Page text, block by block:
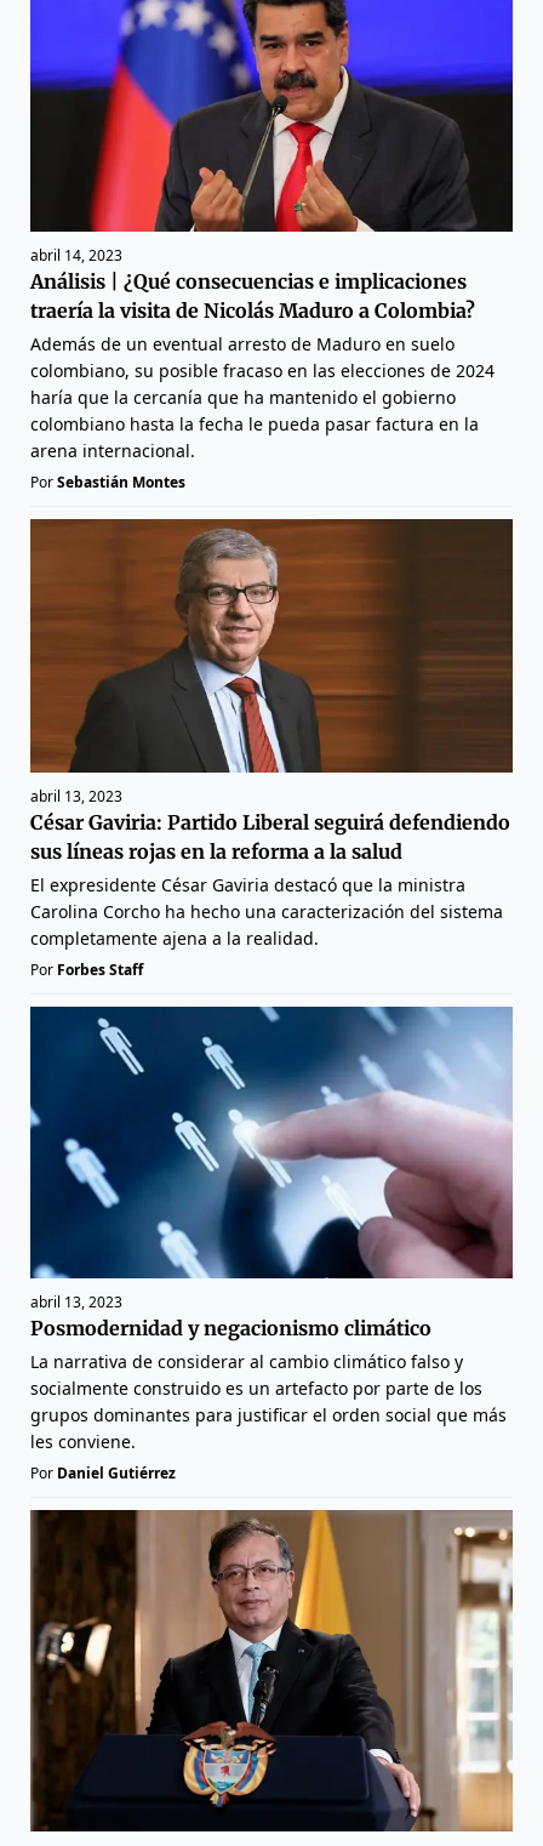
abril 14, 2023
Análisis | ¿Qué consecuencias e implicaciones
traería la visita de Nicolás Maduro a Colombia?
Además de un eventual arresto de Maduro en suelo
colombiano, su posible fracaso en las elecciones de 2024
haría que la cercanía que ha mantenido el gobierno
colombiano hasta la fecha le pueda pasar factura en la
arena internacional.
PorSebastián Montes
abril 13, 2023
César Gaviria: Partido Liberal seguirá defendiendo
sus líneas rojas en la reforma a la salud
El expresidente César Gaviria destacó que la ministra
Carolina Corcho ha hecho una caracterización del sistema
completamente ajena a la realidad.
Por Forbes Staff
abril 13, 2023
Posmodernidad y negacionismo climático
La narrativa de considerar al cambio climático falso y
socialmente construido es un artefacto por parte de los
grupos dominantes para justificar el orden social que más
les conviene.
Por Daniel Gutiérrez